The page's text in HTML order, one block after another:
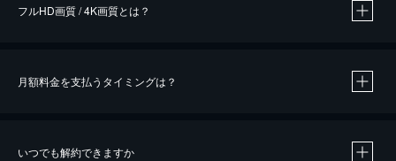
※40％ポイント還元の対象は、クレジットカード決済による作品の購入 / レンタルです。
iOSアプリのUコイン決済による作品の購入 / レンタルは、20％のポイント還元です。
フルHD画質 / 4K画質とは？
月額料金を支払うタイミングは？
いつでも解約できますか